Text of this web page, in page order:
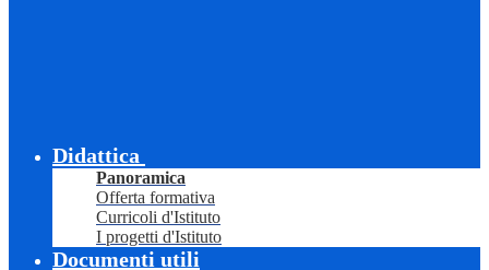
Didattica
Panoramica
Offerta formativa
Curricoli d'Istituto
I progetti d'Istituto
Documenti utili